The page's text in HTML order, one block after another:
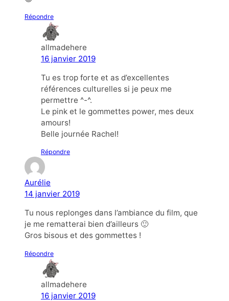
Répondre
allmadehere
16 janvier 2019
Tu es trop forte et as d’excellentes
références culturelles si je peux me
permettre ^-^.
Le pink et le gommettes power, mes deux
amours!
Belle journée Rachel!
Répondre
Aurélie
14 janvier 2019
Tu nous replonges dans l’ambiance du film, que
je me rematterai bien d’ailleurs 🙂
Gros bisous et des gommettes !
Répondre
allmadehere
16 janvier 2019